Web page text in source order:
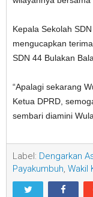
Kepala Sekolah
mengucapkan
SDN 44 Bulakan
“Apalagi sekarang
Ketua DPRD,
sembari diamini
Label: Dengarkan
Payakumbuh, Wakil